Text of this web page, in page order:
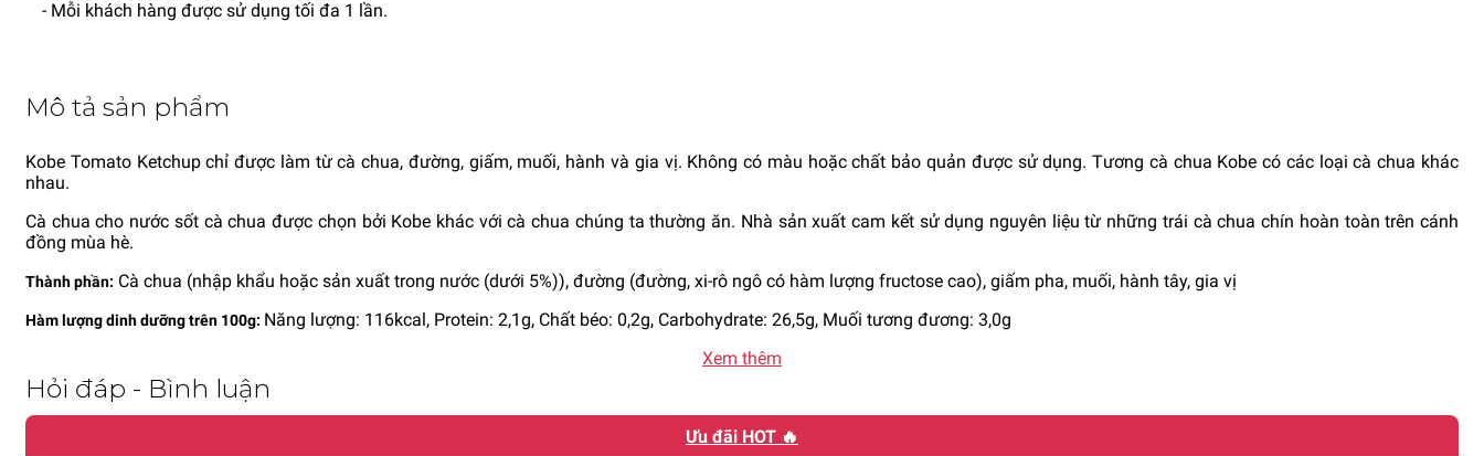
- Mỗi khách hàng được sử dụng tối đa 1 lần.
Mô tả sản phẩm
Kobe Tomato Ketchup chỉ được làm từ cà chua, đường, giấm, muối, hành và gia vị. Không có màu hoặc chất bảo quản được sử dụng. Tương cà chua Kobe có các loại cà chua khác
nhau.
Cà chua cho nước sốt cà chua được chọn bởi Kobe khác với cà chua chúng ta thường ăn. Nhà sản xuất cam kết sử dụng nguyên liệu từ những trái cà chua chín hoàn toàn trên cánh
đồng mùa hè.
Thành phần: Cà chua (nhập khẩu hoặc sản xuất trong nước (dưới 5%)), đường (đường, xi-rô ngô có hàm lượng fructose cao), giấm pha, muối, hành tây, gia vị
Hàm lượng dinh dưỡng trên 100g: Năng lượng: 116kcal, Protein: 2,1g, Chất béo: 0,2g, Carbohydrate: 26,5g, Muối tương đương: 3,0g
Xem thêm
Hỏi đáp - Bình luận
Ưu đãi HOT 🔥